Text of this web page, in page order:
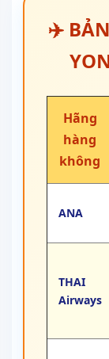
✈️
Hãng
hàng
không
ANA
THAI
Airways